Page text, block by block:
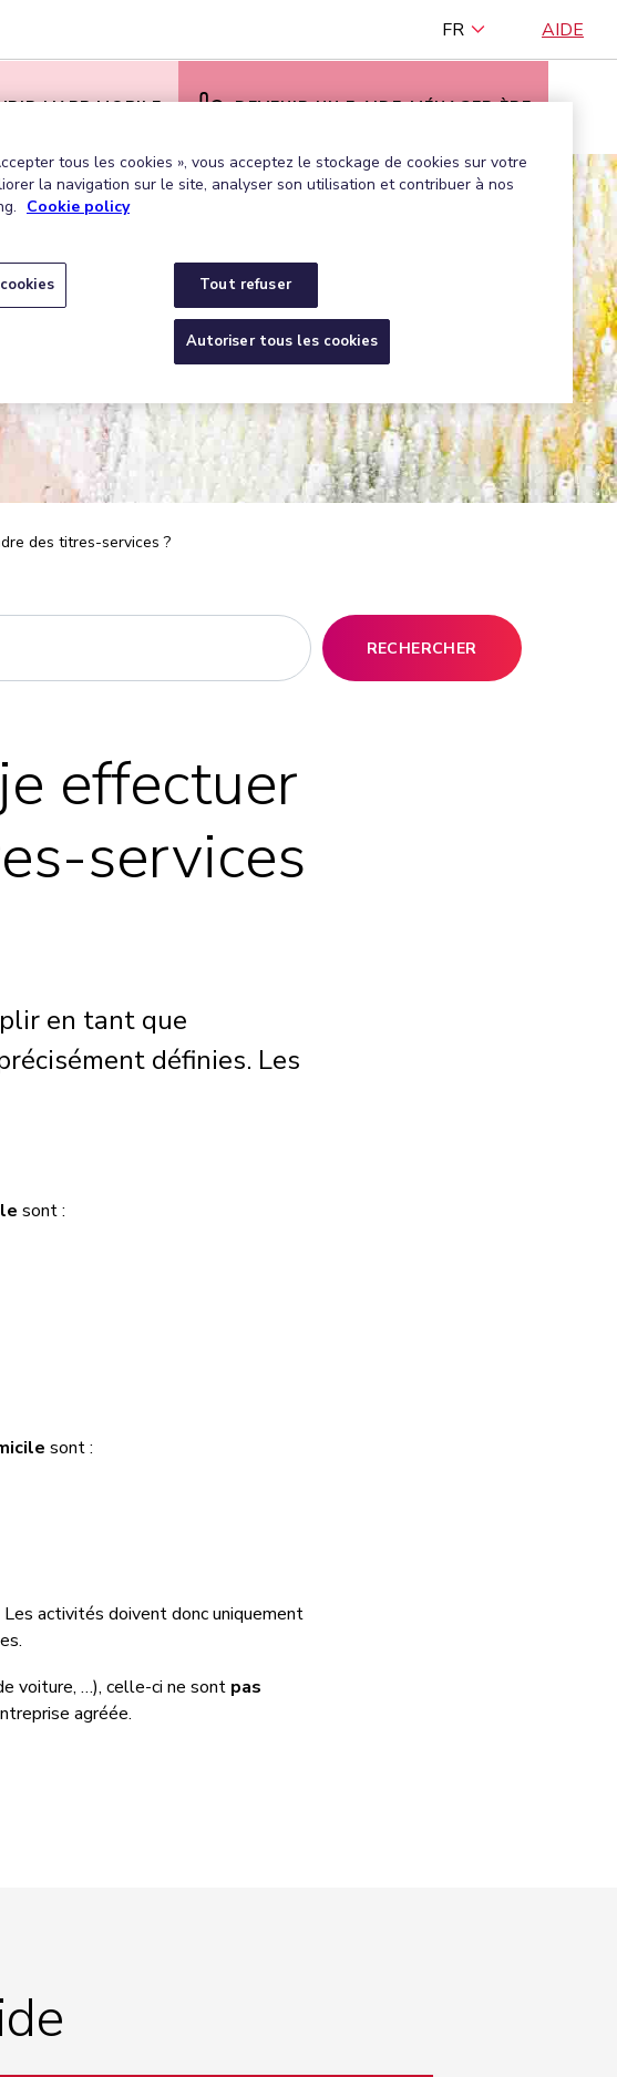
FR AIDE
L’APP MOBILE DEVENIR UN·E AIDE-MÉNAGER·ÈRE
des titres-services ?
RECHERCHER
effectuer
services
en tant que
définies. Les
sont :
sont :
activités doivent donc uniquement
voiture, …), celle-ci ne sont pas
agréée.
tous les cookies », vous acceptez le stockage de cookies sur votre
la navigation sur le site, analyser son utilisation et contribuer à nos
Cookie policy
Tout refuser
Autoriser tous les cookies